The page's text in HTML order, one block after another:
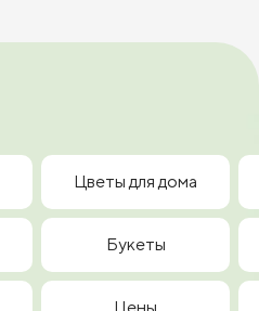
Цветы для дома
Букеты
Цены